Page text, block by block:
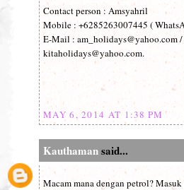
Contact person : Amsyahril
Mobile : +6285263007445 (
E-Mail : am_holidays@yahoo.com
kitaholidays@yahoo.com.
MAY 6, 2014 AT 1:38 PM
Kauthamansaid...
Macam mana dengan petrol?